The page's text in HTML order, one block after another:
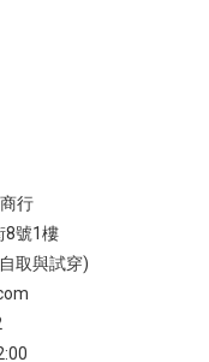
行
8號1樓
取與試穿)